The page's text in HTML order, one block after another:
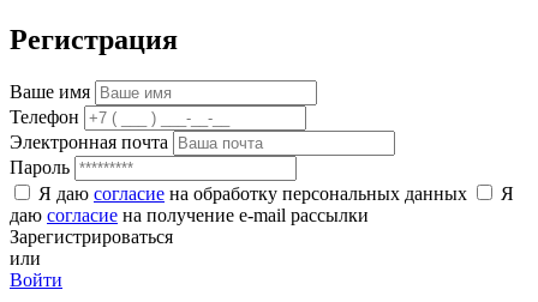
Регистрация
Ваше имя
Телефон
Электронная почта
Пароль
Я даю согласие на обработку персональных данных
Я
даю согласие на получение e-mail рассылки
Зарегистрироваться
или
Войти